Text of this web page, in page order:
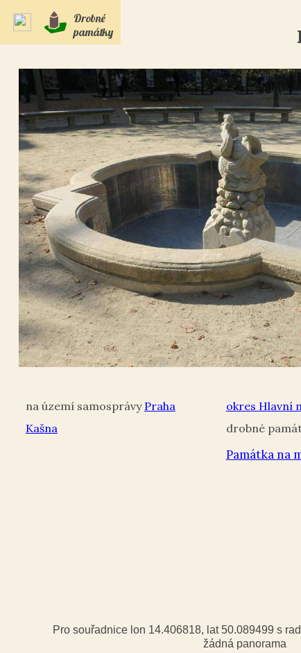
Drobné
památky
Praha okres Hlavní
Kašna
Památka na
Pro souřadnice lon 14.406818, lat 50.089499 s
žádná panorama